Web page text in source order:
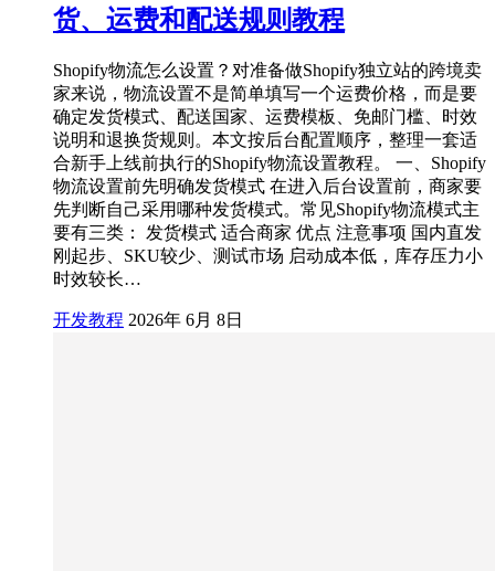
货、运费和配送规则教程
Shopify物流怎么设置？对准备做Shopify独立站的跨境卖
家来说，物流设置不是简单填写一个运费价格，而是要
确定发货模式、配送国家、运费模板、免邮门槛、时效
说明和退换货规则。本文按后台配置顺序，整理一套适
合新手上线前执行的Shopify物流设置教程。 一、Shopify
物流设置前先明确发货模式 在进入后台设置前，商家要
先判断自己采用哪种发货模式。常见Shopify物流模式主
要有三类： 发货模式 适合商家 优点 注意事项 国内直发
刚起步、SKU较少、测试市场 启动成本低，库存压力小
时效较长…
开发教程 2026年 6月 8日